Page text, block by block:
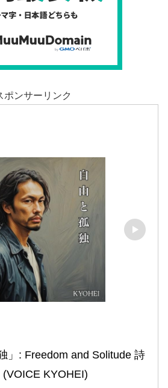
ポンサーリンク
」: Freedom and Solitude 詩
(VOICE KYOHEI)